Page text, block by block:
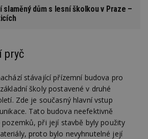
slaměný dům s lesní školkou v Praze –
pryč
stávající přízemní budova pro
školy postavené v druhé
Zde je současný hlavní vstup
Tato budova neefektivně
pozemků, při její stavbě byly použity
proto bylo nevyhnutelné její